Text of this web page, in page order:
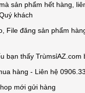
sản phẩm hết hàng,
khách
File đăng sản phẩm
bạn thấy TrùmsỉAZ.com
hàng - Liên hệ
mới gửi hàng